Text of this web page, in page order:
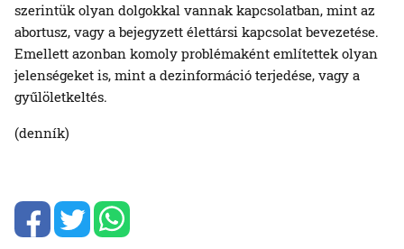
szerintük olyan dolgokkal vannak kapcsolatban, mint az
abortusz, vagy a bejegyzett élettársi kapcsolat bevezetése.
Emellett azonban komoly problémaként említettek olyan
jelenségeket is, mint a dezinformáció terjedése, vagy a
gyűlöletkeltés.
(denník)